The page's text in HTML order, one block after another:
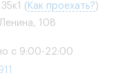
( Как проехать? )
108
с 9:00-22:00